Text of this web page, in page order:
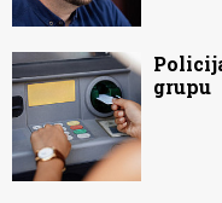
grupu